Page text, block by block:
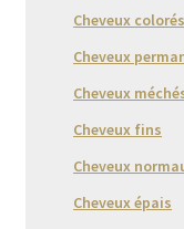
Cheveux colorés
Cheveux
Cheveux
Cheveux fins
Cheveux
Cheveux épais